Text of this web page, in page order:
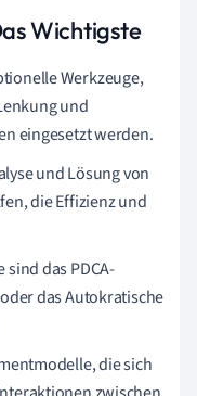
Wichtigste
Werkzeuge,
und
eingesetzt werden.
und Lösung von
die Effizienz und
das PDCA-
das Autokratische
die sich